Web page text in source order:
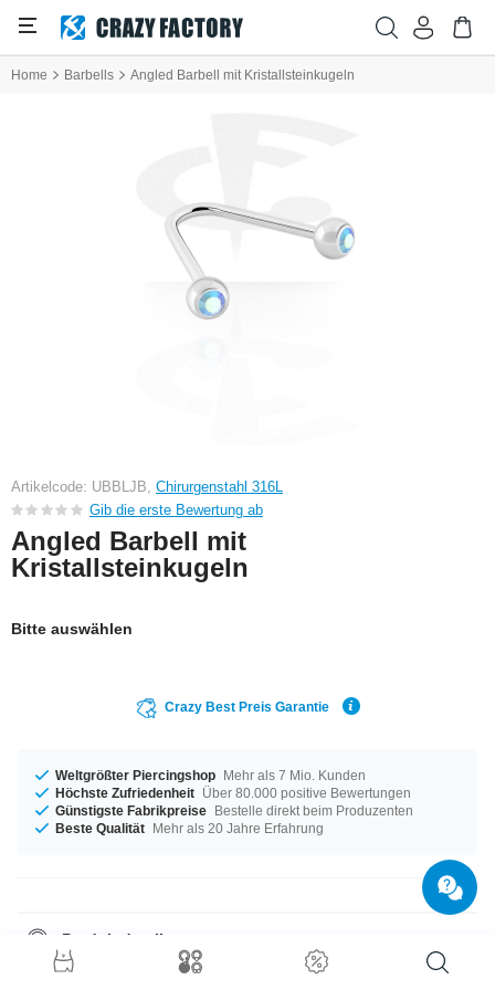
Home Barbells Angled Barbell mit Kristallsteinkugeln
Artikelcode: UBBLJB, Chirurgenstahl 316L
Gib die erste Bewertung ab
Angled Barbell mit
Kristallsteinkugeln
Bitte auswählen
Crazy Best Preis Garantie
Weltgrößter Piercingshop Mehr als 7 Mio. Kunden
Höchste Zufriedenheit Über 80.000 positive Bewertungen
Günstigste Fabrikpreise Bestelle direkt beim Produzenten
Beste Qualität Mehr als 20 Jahre Erfahrung
Produktdetails
Zu finden in den Durchmessern 1,2 mm und 1,6 mm, welcher passt